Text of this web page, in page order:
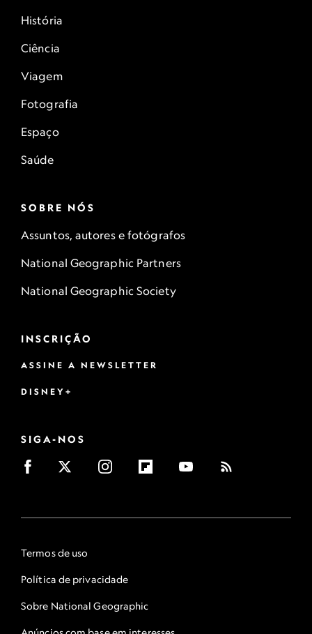
História
Ciência
Viagem
Fotografia
Espaço
Saúde
SOBRE NÓS
Assuntos, autores e fotógrafos
National Geographic Partners
National Geographic Society
INSCRIÇÃO
ASSINE A NEWSLETTER
DISNEY+
SIGA-NOS
Termos de uso
Política de privacidade
Sobre National Geographic